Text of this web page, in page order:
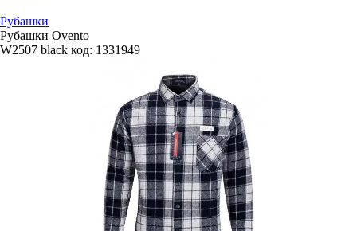
Рубашки
Рубашки Ovento
W2507 black код: 1331949